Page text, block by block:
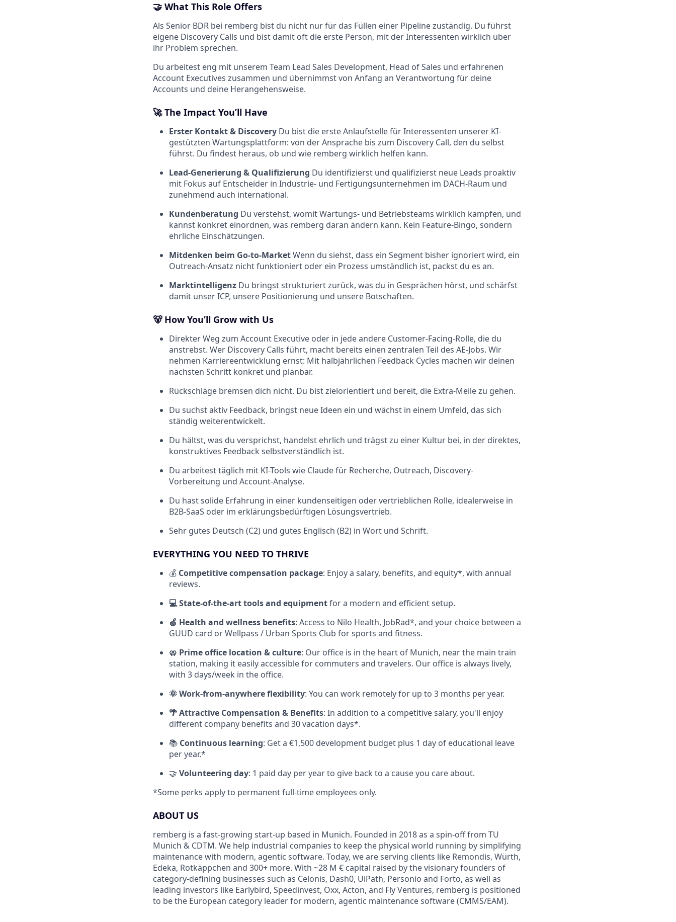
🤝 What This Role Offers
Als Senior BDR bei remberg bist du nicht nur für das Füllen einer Pipeline zuständig. Du führst
eigene Discovery Calls und bist damit oft die erste Person, mit der Interessenten wirklich über
ihr Problem sprechen.
Du arbeitest eng mit unserem Team Lead Sales Development, Head of Sales und erfahrenen
Account Executives zusammen und übernimmst von Anfang an Verantwortung für deine
Accounts und deine Herangehensweise.
🚀 The Impact You’ll Have
Erster Kontakt & Discovery Du bist die erste Anlaufstelle für Interessenten unserer KI-
gestützten Wartungsplattform: von der Ansprache bis zum Discovery Call, den du selbst
führst. Du findest heraus, ob und wie remberg wirklich helfen kann.
Lead-Generierung & Qualifizierung Du identifizierst und qualifizierst neue Leads proaktiv
mit Fokus auf Entscheider in Industrie- und Fertigungsunternehmen im DACH-Raum und
zunehmend auch international.
Kundenberatung Du verstehst, womit Wartungs- und Betriebsteams wirklich kämpfen, und
kannst konkret einordnen, was remberg daran ändern kann. Kein Feature-Bingo, sondern
ehrliche Einschätzungen.
Mitdenken beim Go-to-MarketWenn du siehst, dass ein Segment bisher ignoriert wird, ein
Outreach-Ansatz nicht funktioniert oder ein Prozess umständlich ist, packst du es an.
Marktintelligenz Du bringst strukturiert zurück, was du in Gesprächen hörst, und schärfst
damit unser ICP, unsere Positionierung und unsere Botschaften.
🐻 How You’ll Grow with Us
Direkter Weg zum Account Executive oder in jede andere Customer-Facing-Rolle, die du
anstrebst. Wer Discovery Calls führt, macht bereits einen zentralen Teil des AE-Jobs. Wir
nehmen Karriereentwicklung ernst: Mit halbjährlichen Feedback Cycles machen wir deinen
nächsten Schritt konkret und planbar.
Rückschläge bremsen dich nicht. Du bist zielorientiert und bereit, die Extra-Meile zu gehen.
Du suchst aktiv Feedback, bringst neue Ideen ein und wächst in einem Umfeld, das sich
ständig weiterentwickelt.
Du hältst, was du versprichst, handelst ehrlich und trägst zu einer Kultur bei, in der direktes,
konstruktives Feedback selbstverständlich ist.
Du arbeitest täglich mit KI-Tools wie Claude für Recherche, Outreach, Discovery-
Vorbereitung und Account-Analyse.
Du hast solide Erfahrung in einer kundenseitigen oder vertrieblichen Rolle, idealerweise in
B2B-SaaS oder im erklärungsbedürftigen Lösungsvertrieb.
Sehr gutes Deutsch (C2) und gutes Englisch (B2) in Wort und Schrift.
EVERYTHING YOU NEED TO THRIVE
💰 Competitive compensation package: Enjoy a salary, benefits, and equity*, with annual
reviews.
💻 State-of-the-art tools and equipmentfor a modern and efficient setup.
🍏 Health and wellness benefits: Access to Nilo Health, JobRad*, and your choice between a
GUUD card or Wellpass / Urban Sports Club for sports and fitness.
🥨 Prime office location & culture: Our office is in the heart of Munich, near the main train
station, making it easily accessible for commuters and travelers. Our office is always lively,
with 3 days/week in the office.
🌞 Work-from-anywhere flexibility: You can work remotely for up to 3 months per year.
🌴 Attractive Compensation & Benefits: In addition to a competitive salary, you'll enjoy
different company benefits and 30 vacation days*.
📚 Continuous learning: Get a €1,500 development budget plus 1 day of educational leave
per year.*
🤝 Volunteering day: 1 paid day per year to give back to a cause you care about.
*Some perks apply to permanent full-time employees only.
ABOUT US
remberg is a fast-growing start-up based in Munich. Founded in 2018 as a spin-off from TU
Munich & CDTM. We help industrial companies to keep the physical world running by simplifying
maintenance with modern, agentic software. Today, we are serving clients like Remondis, Würth,
Edeka, Rotkäppchen and 300+ more. With ~28 M € capital raised by the visionary founders of
category-defining businesses such as Celonis, Dash0, UiPath, Personio and Forto, as well as
leading investors like Earlybird, Speedinvest, Oxx, Acton, and Fly Ventures, remberg is positioned
to be the European category leader for modern, agentic maintenance software (CMMS/EAM).